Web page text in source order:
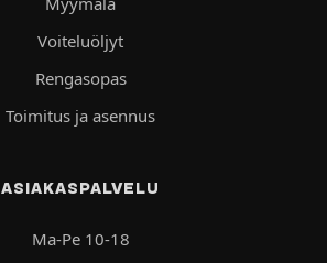
Voiteluöljyt
Rengasopas
Toimitus ja asennus
ASIAKASPALVELU
Ma-Pe 10-18